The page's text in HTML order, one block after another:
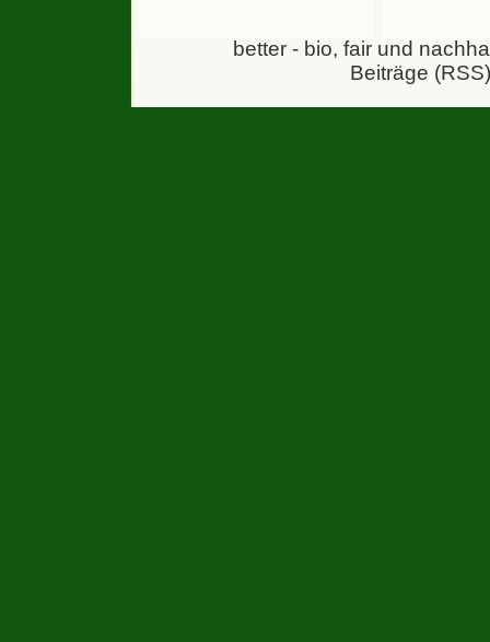
better - bio, fair und
Beiträge (RSS)